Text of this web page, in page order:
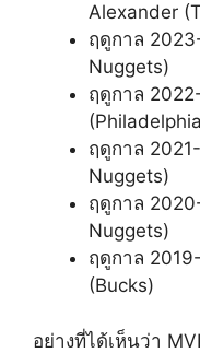
Alexander
ฤดูกาล
Nuggets)
ฤดูกาล
ฤดูกาล
Nuggets)
ฤดูกาล
Nuggets)
ฤดูกาล
(Bucks)
อย่างที่ได้เห็นว่า